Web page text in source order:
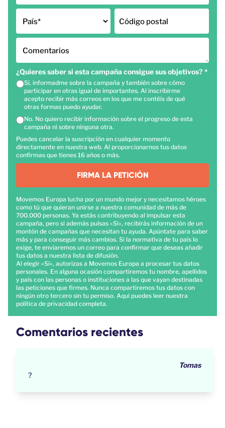
País* Código postal
Comentarios
¿Quieres saber si esta campaña consigue sus objetivos? *
Sí, informadme sobre la campaña y también sobre cómo
participar en otras igual de importantes. Al inscribirme
acepto recibir más correos en los que me contéis de qué
otras formas puedo ayudar.
No. No quiero recibir información sobre el progreso de esta
campaña ni sobre ninguna otra.
Puedes cancelar la suscripción en cualquier momento
directamente en nuestra web. Al proporcionarnos tus datos
confirmas que tienes 16 años o más.
FIRMA LA PETICIÓN
Movemos Europa lucha por un mundo mejor y necesitamos héroes
como tú que quieran unirse a nuestra comunidad de más de
700.000 personas. Ya estás contribuyendo al impulsar esta
campaña, pero si además pulsas «Sí», recibirás información de un
montón de campañas que necesitan tu ayuda. Apúntate para saber
más y para conseguir más cambios. Si la normativa de tu país lo
exige, te enviaremos un correo para confirmar que deseas añadir
tus datos a nuestra lista de difusión.
Al elegir «Sí», autorizas a Movemos Europa a procesar tus datos
personales. En alguna ocasión compartiremos tu nombre, apellidos
y país con las personas o instituciones a las que vayan destinadas
las peticiones que firmes. Nunca compartiremos tus datos con
ningún otro tercero sin tu permiso. Aquí puedes leer nuestra
política de privacidad completa.
Comentarios recientes
Tomas
?